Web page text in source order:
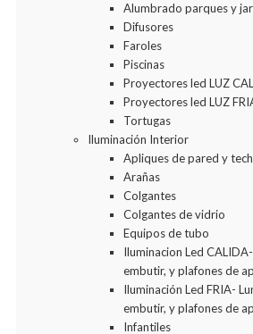
Alumbrado parques y
Difusores
Faroles
Piscinas
Proyectores led LUZ
Proyectores led LUZ
Tortugas
Iluminación Interior
Apliques de pared y
Arañas
Colgantes
Colgantes de vidrio
Equipos de tubo
Iluminacion Led
embutir, y plafones de
Iluminación Led FRIA-
embutir, y plafones de
Infantiles